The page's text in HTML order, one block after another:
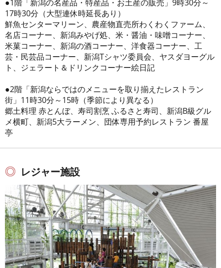
●1階「新潟の名産品・特産品・お土産の販売」9時30分～
17時30分（大型連休時延長あり）
鮮魚センターマリーン、農産物直売所わくわくファーム、
名店コーナー、新潟みやげ処、米・醤油・味噌コーナー、
米菓コーナー、新潟の酒コーナー、洋食器コーナー、工
芸・民芸品コーナー、新潟Tシャツ委員会、ヤスダヨーグル
ト、ジェラート＆ドリンクコーナー絵日記
●2階「新潟ならではのメニューを取り揃えたレストラン
街」11時30分～15時（季節により異なる）
郷土料理 赤とんぼ、寿司割烹 ふるさと寿司、新潟B級グル
メ横町、新潟5大ラーメン、団体専用予約レストラン 番屋
亭
レジャー施設